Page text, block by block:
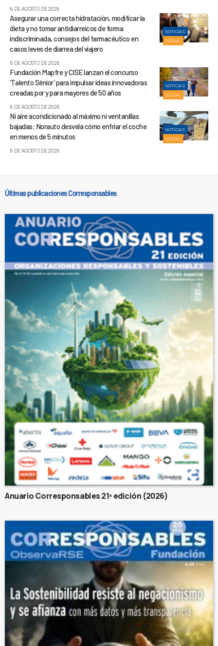
6 DE AGOSTO DE 2026
NOTICIAS
SOCIAL
Asegurar una correcta hidratación, modificar la
dieta y no tomar antidiarreicos de forma
indiscriminada, consejos del farmacéutico en
casos leves de diarrea del viajero
6 DE AGOSTO DE 2026
NOTICIAS
SOCIAL
Fundación Mapfre y CISE lanzan el concurso
‘Talento Sénior’ para impulsar ideas innovadoras
creadas por y para mayores de 50 años
6 DE AGOSTO DE 2026
NOTICIAS
SOCIAL
Ni aire acondicionado al máximo ni ventanillas
bajadas: Norauto desvela cómo enfriar el coche
en menos de 5 minutos
6 DE AGOSTO DE 2026
Últimas publicaciones Corresponsables
Anuario Corresponsables 21ª edición (2026)